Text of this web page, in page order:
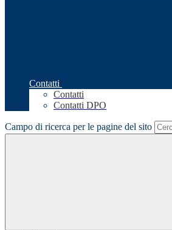
Contatti
Contatti
Contatti DPO
Campo di ricerca per le pagine del sito